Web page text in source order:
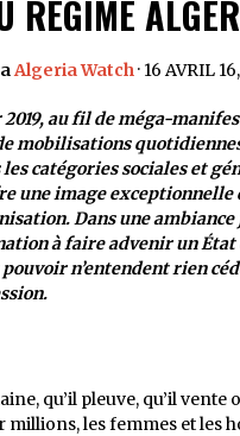
RÉGIME
Algeria Watch· 16 AVRIL
au fil de méga-
mobilisations
catégories sociales et
une image exceptionnelle
Dans une
à faire advenir un
n’entendent rien
qu’il pleuve, qu’il vente
les femmes et les